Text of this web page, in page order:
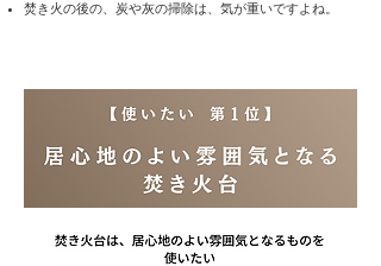
​焚き火の後の、炭や灰の掃除は、気が重いですよね。